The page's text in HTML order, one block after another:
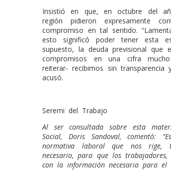
Insistió en que, en octubre del
región pidieron expresamente
compromiso en tal sentido.
esto significó poder tener esta
supuesto, la deuda previsional que
compromisos en una cifra
reiterar- recibimos sin transparencia
acusó.
Seremi del Trabajo
Al ser consultada sobre esta
Social, Doris Sandoval, comentó:
normativa laboral que nos rige,
necesario, para que los trabajadores,
con la información necesaria para el